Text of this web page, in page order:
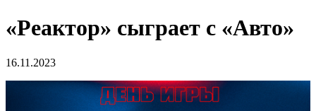
«Реактор» сыграет с «Авто»
16.11.2023